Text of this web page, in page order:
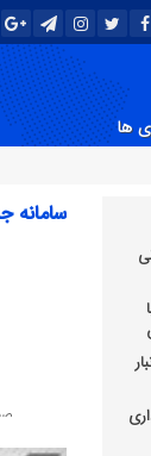
ها
سامانه